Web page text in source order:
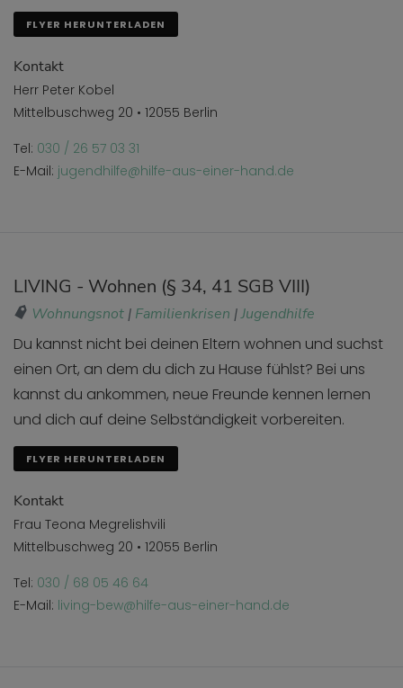
FLYER HERUNTERLADEN
Kontakt
Herr Peter Kobel
Mittelbuschweg 20 • 12055 Berlin
Tel: 030 / 26 57 03 31
E-Mail: jugendhilfe@hilfe-aus-einer-hand.de
LIVING - Wohnen (§ 34, 41 SGB VIII)
Wohnungsnot | Familienkrisen |Jugendhilfe
Du kannst nicht bei deinen Eltern wohnen und suchst
einen Ort, an dem du dich zu Hause fühlst? Bei uns
kannst du ankommen, neue Freunde kennen lernen
und dich auf deine Selbständigkeit vorbereiten.
FLYER HERUNTERLADEN
Kontakt
Frau Teona Megrelishvili
Mittelbuschweg 20 • 12055 Berlin
Tel: 030 / 68 05 46 64
E-Mail: living-bew@hilfe-aus-einer-hand.de